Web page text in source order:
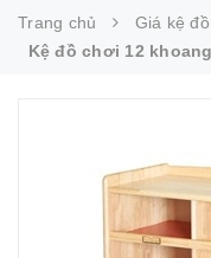
Trang chủ
Giá kệ
Kệ đồ chơi 12 khoang